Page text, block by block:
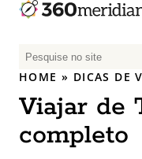
P
e
q
u
i
HOME » DICAS DE
Viajar de
completo